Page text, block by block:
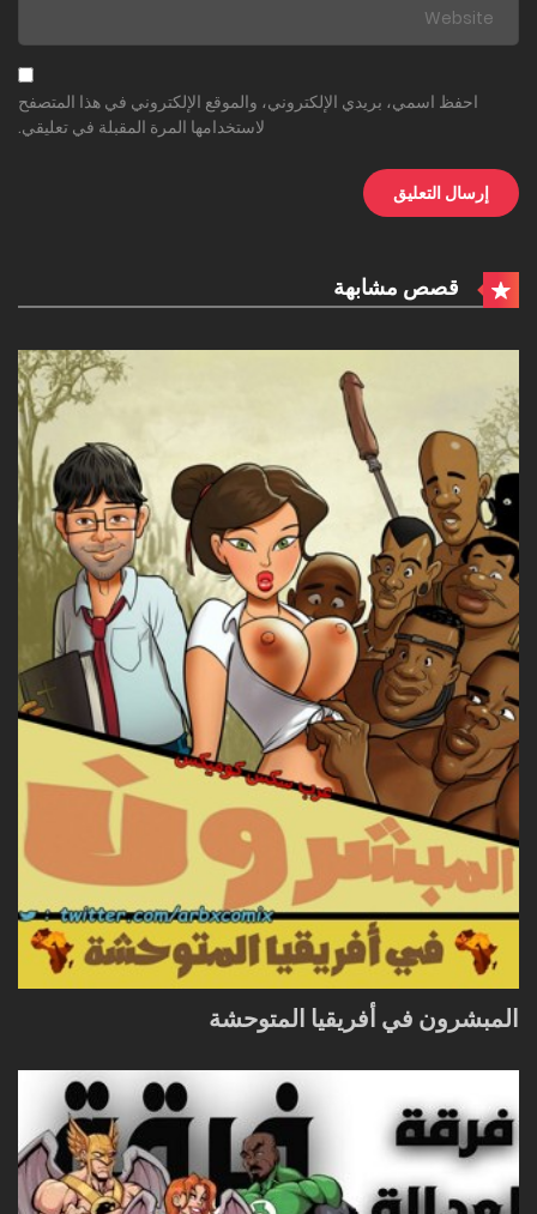
احفظ اسمي، بريدي الإلكتروني، والموقع الإلكتروني في هذا المتصفح
لاستخدامها المرة المقبلة في تعليقي.
قصص مشابهة
المبشرون في أفريقيا المتوحشة